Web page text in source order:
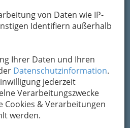
von Daten wie IP-
Identifiern außerhalb
Ihrer Daten und Ihren
Datenschutzinformation.
jederzeit
Verarbeitungszwecke
Cookies & Verarbeitungen
werden.
wir an dieser Stelle zur
ein sicheres
wird nach dem
per Mail an das
paws In Need